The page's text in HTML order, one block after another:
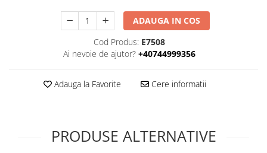
ADAUGA IN COS
Cod Produs: E7508
Ai nevoie de ajutor? +40744999356
Adauga la Favorite Cere informatii
PRODUSE ALTERNATIVE